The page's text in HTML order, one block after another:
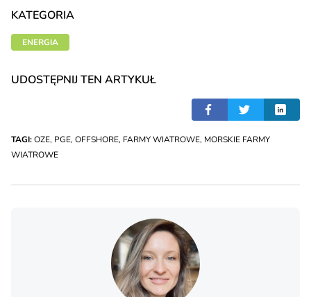
KATEGORIA
ENERGIA
UDOSTĘPNIJ TEN ARTYKUŁ
TAGI:OZE, PGE, OFFSHORE, FARMY WIATROWE, MORSKIE FARMY
WIATROWE